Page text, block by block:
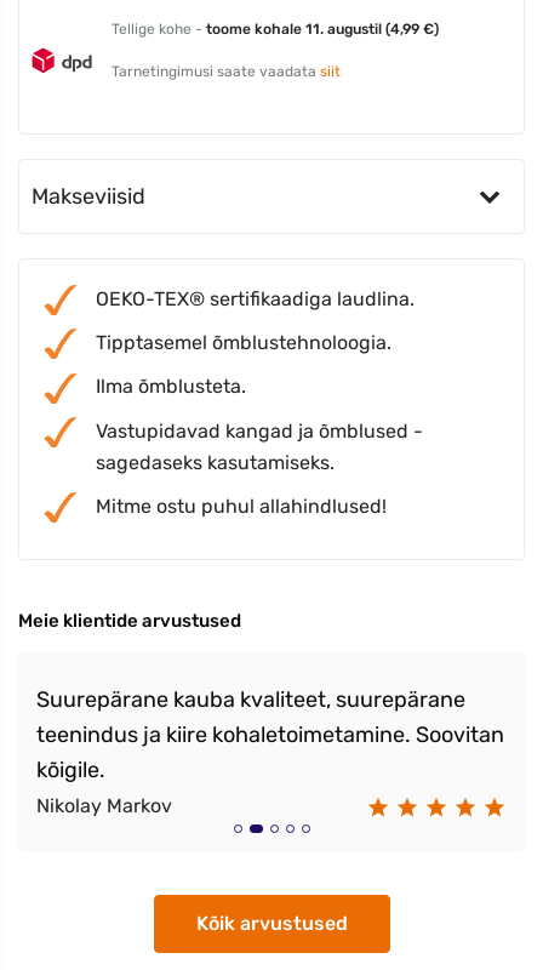
Tellige kohe - toome kohale 11. augustil (4,99 €)
Tarnetingimusi saate vaadata siit
Makseviisid
OEKO-TEX® sertifikaadiga laudlina.
Tipptasemel õmblustehnoloogia.
Ilma õmblusteta.
Vastupidavad kangad ja õmblused -
sagedaseks kasutamiseks.
Mitme ostu puhul allahindlused!
Meie klientide arvustused
Suurepärane kauba kvaliteet, suurepärane
teenindus ja kiire kohaletoimetamine. Soovitan
kõigile.
Nikolay Markov
Kõik arvustused